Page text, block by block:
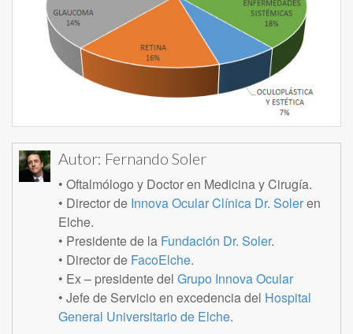
Autor: Fernando Soler
• Oftalmólogo y Doctor en Medicina y Cirugía.
• Director de Innova Ocular Clínica Dr. Soleren
Elche.
• Presidente de la Fundación Dr. Soler.
• Director de FacoElche.
• Ex – presidente delGrupo Innova Ocular
• Jefe de Servicio en excedencia del Hospital
General Universitario de Elche.